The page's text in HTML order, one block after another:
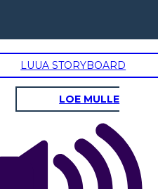
LUUA STORYBOARD
LOE MULLE